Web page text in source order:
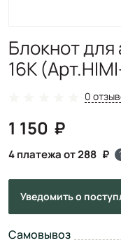
Блокнот для
16K
0
1 150
4 платежа от 288
Уведомитьо
Самовывоз